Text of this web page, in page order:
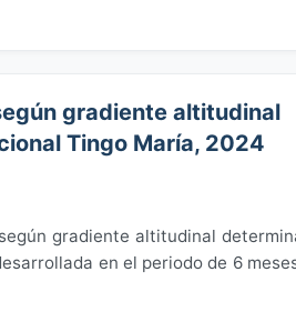
gradiente altitudinal
Tingo María, 2024
gradiente altitudinal
en el periodo de 6